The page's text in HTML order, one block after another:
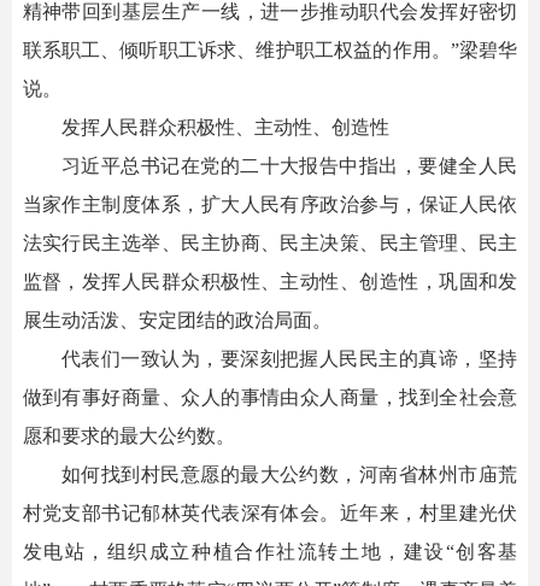
精神带回到基层生产一线，进一步推动职代会发挥好密切
联系职工、倾听职工诉求、维护职工权益的作用。”梁碧华
说。
发挥人民群众积极性、主动性、创造性
习近平总书记在党的二十大报告中指出，要健全人民
当家作主制度体系，扩大人民有序政治参与，保证人民依
法实行民主选举、民主协商、民主决策、民主管理、民主
监督，发挥人民群众积极性、主动性、创造性，巩固和发
展生动活泼、安定团结的政治局面。
代表们一致认为，要深刻把握人民民主的真谛，坚持
做到有事好商量、众人的事情由众人商量，找到全社会意
愿和要求的最大公约数。
如何找到村民意愿的最大公约数，河南省林州市庙荒
村党支部书记郁林英代表深有体会。近年来，村里建光伏
发电站，组织成立种植合作社流转土地，建设“创客基